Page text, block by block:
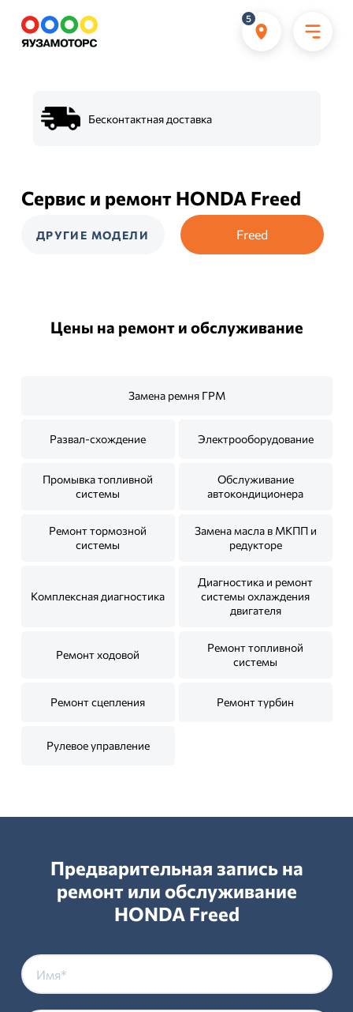
5
Бесконтактная доставка
Сервис и ремонт HONDA Freed
ДРУГИЕ МОДЕЛИ Freed
Цены на ремонт и обслуживание
Замена ремня ГРМ
Развал-схождение Электрооборудование
Промывка топливной
системы
Обслуживание
автокондиционера
Ремонт тормозной
системы
Замена масла в МКПП и
редукторе
Комплексная диагностика
Диагностика и ремонт
системы охлаждения
двигателя
Ремонт ходовой
Ремонт топливной
системы
Ремонт сцепления Ремонт турбин
Рулевое управление
Предварительная запись на
ремонт или обслуживание
HONDA Freed